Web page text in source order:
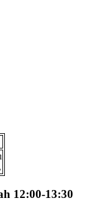
12:00-13:30